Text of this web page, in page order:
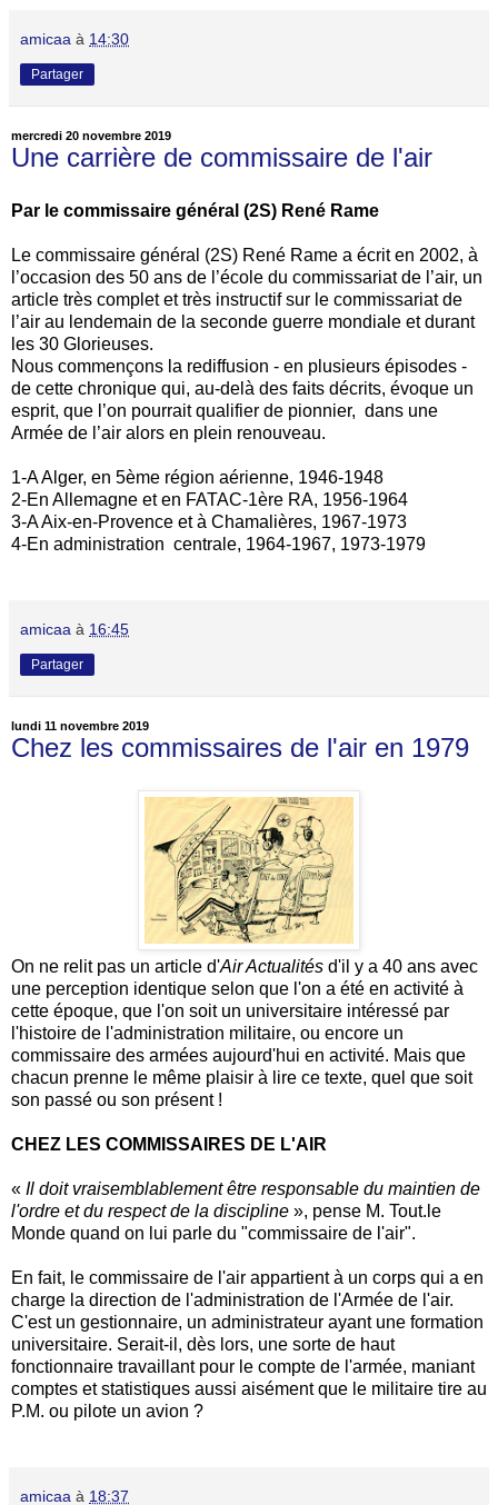
amicaa à 14:30
Partager
mercredi 20 novembre 2019
Une carrière de commissaire de l'air
Par le commissaire général (2S) René Rame
Le commissaire général (2S) René Rame a écrit en 2002, à
l’occasion des 50 ans de l’école du commissariat de l’air, un
article très complet et très instructif sur le commissariat de
l’air au lendemain de la seconde guerre mondiale et durant
les 30 Glorieuses.
Nous commençons la rediffusion - en plusieurs épisodes -
de cette chronique qui, au-delà des faits décrits, évoque un
esprit, que l’on pourrait qualifier de pionnier, dans une
Armée de l’air alors en plein renouveau.
1-A Alger, en 5ème région aérienne, 1946-1948
2-En Allemagne et en FATAC-1ère RA, 1956-1964
3-A Aix-en-Provence et à Chamalières, 1967-1973
4-En administration centrale, 1964-1967, 1973-1979
amicaa à 16:45
Partager
lundi 11 novembre 2019
Chez les commissaires de l'air en 1979
On ne relit pas un article d'Air Actualités d'il y a 40 ans avec
une perception identique selon que l'on a été en activité à
cette époque, que l'on soit un universitaire intéressé par
l'histoire de l'administration militaire, ou encore un
commissaire des armées aujourd'hui en activité. Mais que
chacun prenne le même plaisir à lire ce texte, quel que soit
son passé ou son présent !
CHEZ LES COMMISSAIRES DE L'AIR
« Il doit vraisemblablement être responsable du maintien de
l'ordre et du respect de la discipline », pense M. Tout.le
Monde quand on lui parle du "commissaire de l'air".
En fait, le commissaire de l'air appartient à un corps qui a en
charge la direction de l'administration de l'Armée de l'air.
C'est un gestionnaire, un administrateur ayant une formation
universitaire. Serait-il, dès lors, une sorte de haut
fonctionnaire travaillant pour le compte de l'armée, maniant
comptes et statistiques aussi aisément que le militaire tire au
P.M. ou pilote un avion ?
amicaa à 18:37